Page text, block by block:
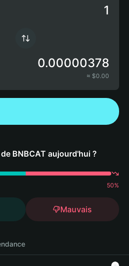
0.00000378
≈ $0.00
BNBCAT aujourd'hui ?
50%
Mauvais